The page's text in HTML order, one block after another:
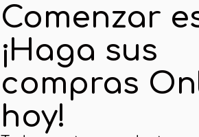
Comenzar
¡Haga sus
compras
hoy!